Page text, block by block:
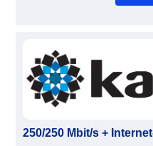
250/250 Mbit/s +